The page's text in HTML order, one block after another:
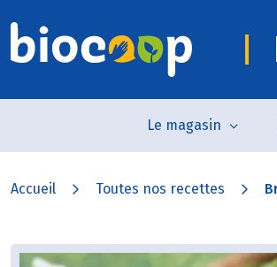
Le magasin
Accueil Toutes nos recettes